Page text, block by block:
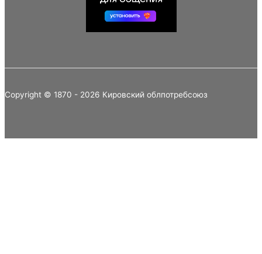
Copyright © 1870 - 2026 Кировский облпотребсоюз